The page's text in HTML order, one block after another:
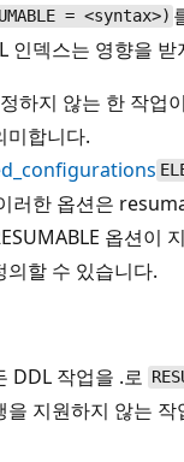
= <syntax>)
인덱스는 영향을 받
하지 않는 한 작업
미합니다.
러한 옵션은
옵션이
할 수 있습니다.
DDL 작업을 .로
을 지원하지 않는